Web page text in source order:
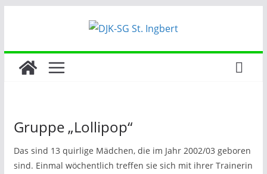
Gruppe „Lollipop“
Das sind 13 quirlige Mädchen, die im Jahr 2002/03 geboren
sind. Einmal wöchentlich treffen sie sich mit ihrer Trainerin